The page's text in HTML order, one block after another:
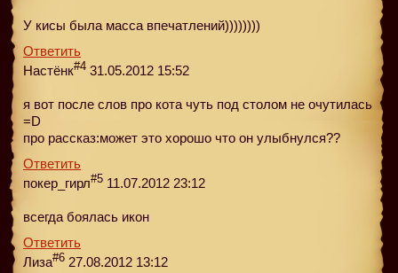
У кисы была масса впечатлений))))))))
Ответить
Настёнк#4 31.05.2012 15:52
я вот после слов про кота чуть под столом не очутилась
=D
про рассказ:может это хорошо что он улыбнулся??
Ответить
покер_гирл#5 11.07.2012 23:12
всегда боялась икон
Ответить
Лиза#6 27.08.2012 13:12